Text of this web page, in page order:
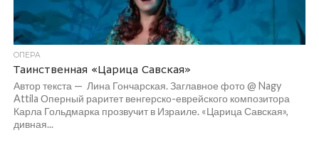
ОПЕРА
Таинственная «Царица Савская»
Автор текста — Лина Гончарская. Заглавное фото @ Nagy
Attila Оперный раритет венгерско-еврейского композитора
Карла Гольдмарка прозвучит в Израиле. «Царица Савская»,
дивная...